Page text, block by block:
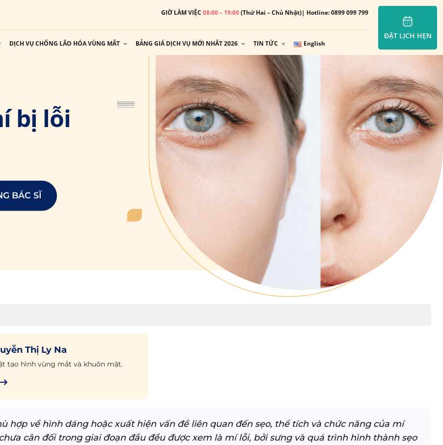
GIỜ LÀM VIỆC 08:00 – 19:00(Thứ Hai – Chủ Nhật)| Hotline: 0899 099 799
DỊCH VỤ CHỐNG LÃO HÓA VÙNG MẮT BẢNG GIÁ DỊCH VỤ MỚI NHẤT 2026 TIN TỨC English
ĐẶT LỊCH HẸN
bị lỗi
BÁC SĨ
Thị Ly Na
tạo hình vùng mắt và khuôn mặt.
hợp về hình dáng hoặc xuất hiện vấn đề liên quan đến sẹo, thể tích và chức năng của mí
cân đối trong giai đoạn đầu đều được xem là mí lỗi, bởi sưng và quá trình hình thành sẹo